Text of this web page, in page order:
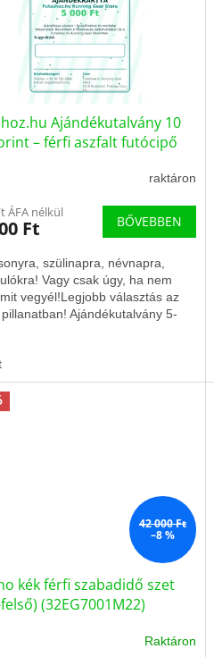
Ajándékutalvány 10
– férfi aszfalt futócipő
raktáron
ÁFA nélkül
Ft BŐVEBBEN
szülinapra, névnapra,
Vagy csak úgy, ha nem
vegyél!Legjobb választás az
Ajándékutalvány 5-
42 000 Ft
–8 %
kék férfi szabadidő szet
(32EG7001M22)
Raktáron